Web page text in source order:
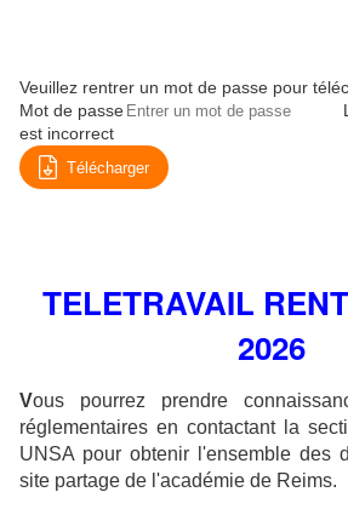
Veuillez rentrer un mot de passe pour
Mot de passe
est incorrect
Télécharger
TELETRAVAIL
2026
Vous pourrez prendre
réglementaires en contactant la
UNSA pour obtenir l'ensemble des
site partage de l'académie de Reims.